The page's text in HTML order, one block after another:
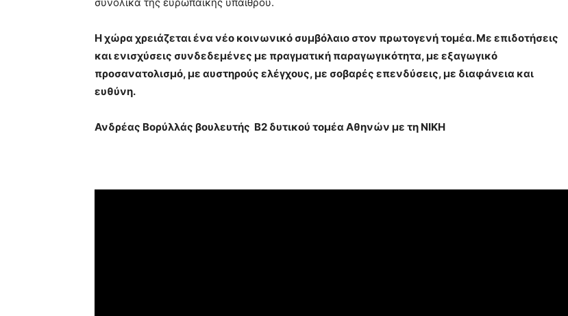
Η χώρα χρειάζεται ένα νέο κοινωνικό συμβόλαιο στον πρωτογενή τομέα. Με επιδοτήσεις
και ενισχύσεις συνδεδεμένες με πραγματική παραγωγικότητα, με εξαγωγικό
προσανατολισμό, με αυστηρούς ελέγχους, με σοβαρές επενδύσεις, με διαφάνεια και
ευθύνη.
Ανδρέας Βορύλλάς βουλευτής Β2 δυτικού τομέα Αθηνών με τη ΝΙΚΗ